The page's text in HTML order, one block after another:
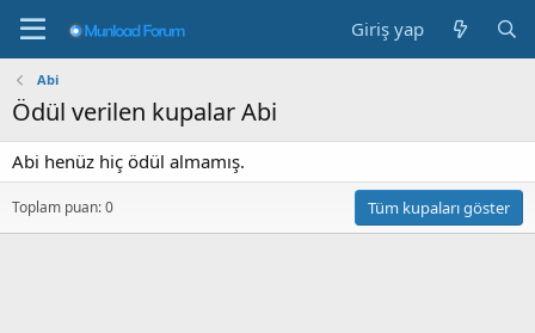
Giriş yap
Abi
Ödül verilen kupalar Abi
Abi henüz hiç ödül almamış.
Toplam puan: 0 Tüm kupaları göster